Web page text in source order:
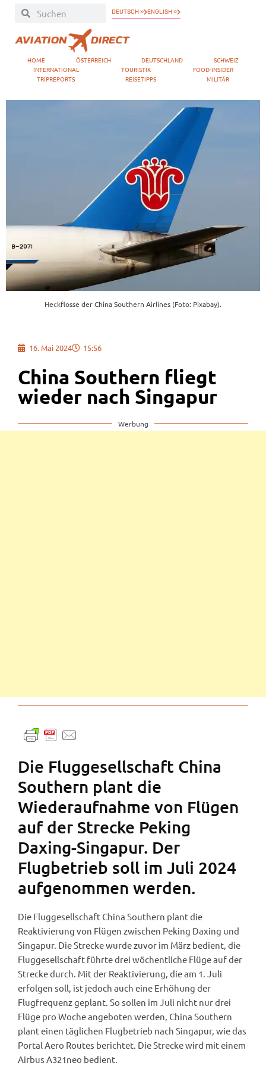
DEUTSCH » ENGLISH »
HOME ÖSTERREICH DEUTSCHLAND
SCHWEIZ
INTERNATIONAL
TOURISTIK
FOOD-INSIDER
TRIPREPORTS
REISETIPPS MILITÄR
Heckflosse der China Southern Airlines (Foto: Pixabay).
16. Mai 2024 15:56
China Southern fliegt
wieder nach Singapur
Werbung
Die Fluggesellschaft China
Southern plant die
Wiederaufnahme von Flügen
auf der Strecke Peking
Daxing-Singapur. Der
Flugbetrieb soll im Juli 2024
aufgenommen werden.
Die Fluggesellschaft China Southern plant die
Reaktivierung von Flügen zwischen Peking Daxing und
Singapur. Die Strecke wurde zuvor im März bedient, die
Fluggesellschaft führte drei wöchentliche Flüge auf der
Strecke durch. Mit der Reaktivierung, die am 1. Juli
erfolgen soll, ist jedoch auch eine Erhöhung der
Flugfrequenz geplant. So sollen im Juli nicht nur drei
Flüge pro Woche angeboten werden, China Southern
plant einen täglichen Flugbetrieb nach Singapur, wie das
Portal Aero Routes berichtet. Die Strecke wird mit einem
Airbus A321neo bedient.